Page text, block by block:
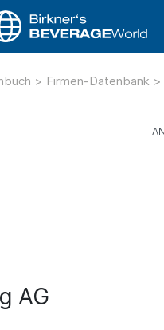
> Firmen-Datenbank >
AG